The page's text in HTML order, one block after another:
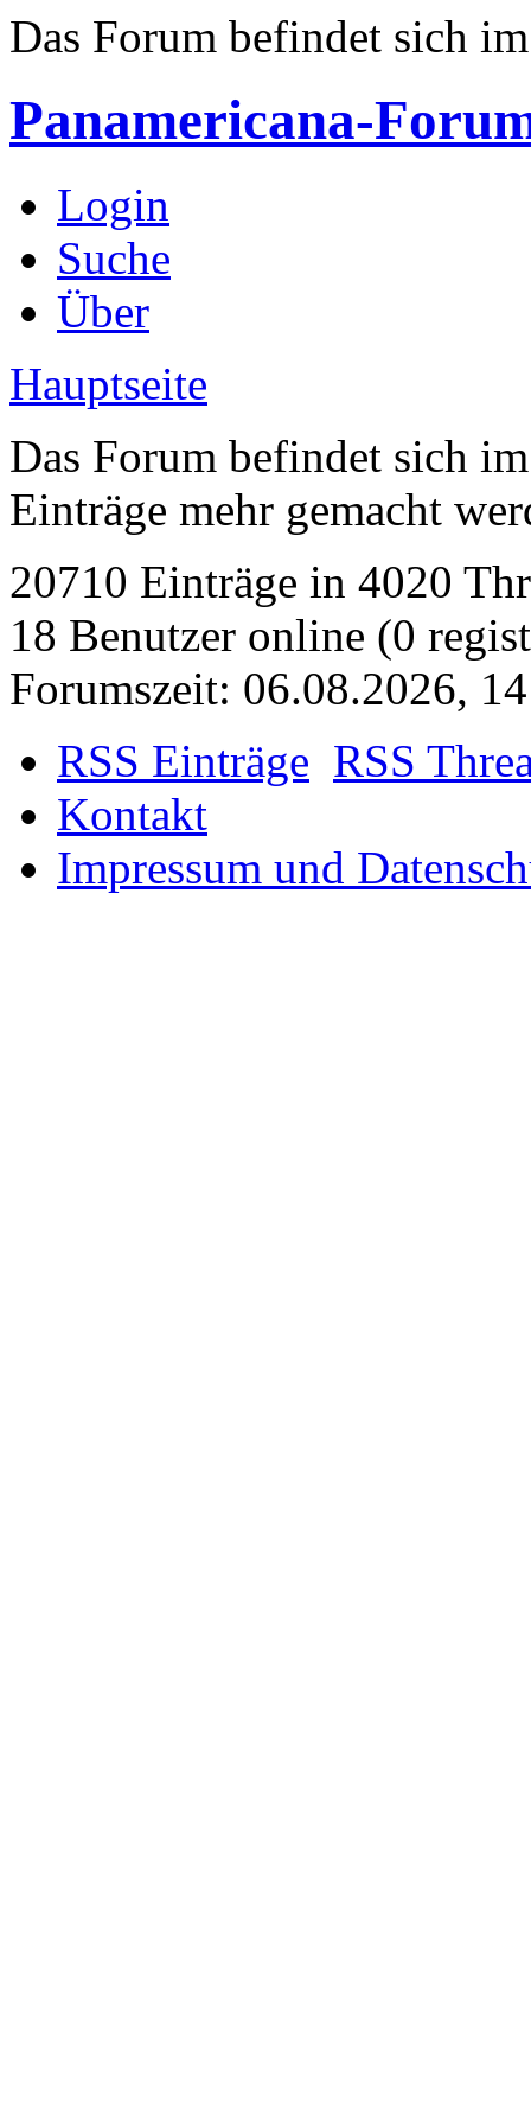
Das Forum befindet sich
Panamericana-
Login
Suche
Über
Hauptseite
Das Forum befindet sich
Einträge mehr gemacht
20710 Einträge in 4020
18 Benutzer online (0
Forumszeit: 06.08.2026,
RSS Einträge RSS
Kontakt
Impressum und